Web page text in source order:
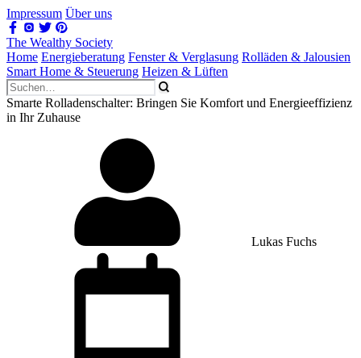
Impressum Über uns
The Wealthy Society
Home Energieberatung Fenster & Verglasung Rolläden & Jalousien
Smart Home & Steuerung Heizen & Lüften
Smarte Rolladenschalter: Bringen Sie Komfort und Energieeffizienz
in Ihr Zuhause
Lukas Fuchs